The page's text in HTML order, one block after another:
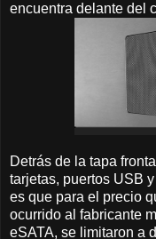
encuentra delante del
Detrás de la tapa
tarjetas, puertos USB
es que para el precio
ocurrido al fabricante
eSATA, se limitaron a